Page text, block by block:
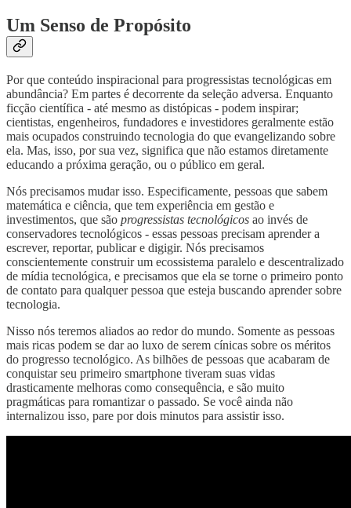
Um Senso de Propósito
Por que conteúdo inspiracional para progressistas tecnológicas em
abundância? Em partes é decorrente da seleção adversa. Enquanto
ficção científica - até mesmo as distópicas - podem inspirar;
cientistas, engenheiros, fundadores e investidores geralmente estão
mais ocupados construindo tecnologia do que evangelizando sobre
ela. Mas, isso, por sua vez, significa que não estamos diretamente
educando a próxima geração, ou o público em geral.
Nós precisamos mudar isso. Especificamente, pessoas que sabem
matemática e ciência, que tem experiência em gestão e
investimentos, que são progressistas tecnológicos ao invés de
conservadores tecnológicos - essas pessoas precisam aprender a
escrever, reportar, publicar e digigir. Nós precisamos
conscientemente construir um ecossistema paralelo e descentralizado
de mídia tecnológica, e precisamos que ela se torne o primeiro ponto
de contato para qualquer pessoa que esteja buscando aprender sobre
tecnologia.
Nisso nós teremos aliados ao redor do mundo. Somente as pessoas
mais ricas podem se dar ao luxo de serem cínicas sobre os méritos
do progresso tecnológico. As bilhões de pessoas que acabaram de
conquistar seu primeiro smartphone tiveram suas vidas
drasticamente melhoras como consequência, e são muito
pragmáticas para romantizar o passado. Se você ainda não
internalizou isso, pare por dois minutos para assistir isso.